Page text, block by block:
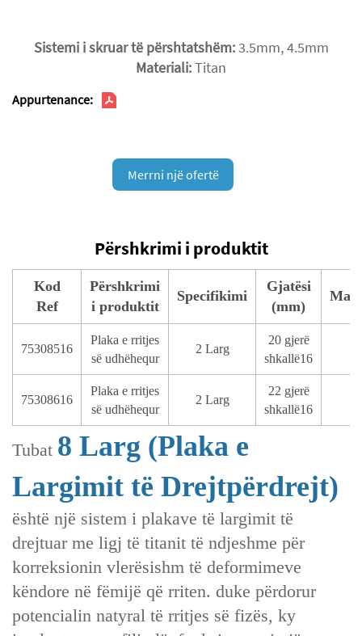
Sistemi i skruar të përshtatshëm:3.5mm, 4.5mm
Materiali:Titan
Appurtenance:
Merrni një ofertë
Përshkrimi i produktit
Kod
Ref
Përshkrimi
i produktit
Specifikimi
Gjatësi
(mm)
75308516
Plaka e rritjes
së udhëhequr
2 Larg
20 gjerë
shkallë16
75308616
Plaka e rritjes
së udhëhequr
2 Larg
22 gjerë
shkallë16
Tubat 8 Larg‌ (Plaka e
Largimit të Drejtpërdrejt)
është një sistem i plakave të largimit të
drejtuar me ligj të titanit të ndjeshme për
korreksionin vlerësishm të deformimeve
këndore në fëmijë që rriten. duke përdorur
potencialin natyral të rritjes së fizës, ky